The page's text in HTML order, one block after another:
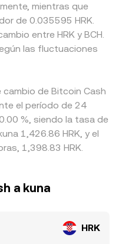
mientras que
de 0.035595 HRK.
entre HRK y BCH.
las fluctuaciones
de Bitcoin Cash
el período de 24
%, siendo la tasa de
1,426.86 HRK, y el
1,398.83 HRK.
a kuna
HRK